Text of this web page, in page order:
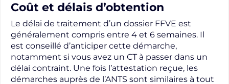
Coût et délais d’obtention
Le délai de traitement d’un dossier FFVE est
généralement compris entre 4 et 6 semaines. Il
est conseillé d’anticiper cette démarche,
notamment si vous avez un CT à passer dans un
délai contraint. Une fois l’attestation reçue, les
démarches auprès de l’ANTS sont similaires à tout